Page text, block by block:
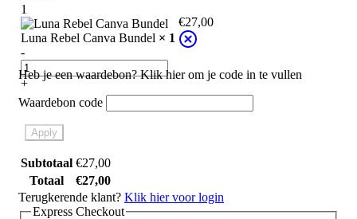
1
Luna Rebel Canva Bundel × 1
-
+
€27,00
Heb je een waardebon? Klik hier om je code in te vullen
Waardebon code
Apply
Subtotaal €27,00
Totaal
€27,00
Terugkerende klant? Klik hier voor login
Express Checkout